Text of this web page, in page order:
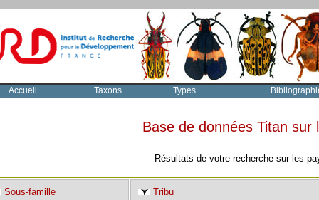
Accueil Taxons Types
Base de données Titan
Résultats de votre recherche sur les
Sous-famille
Tribu